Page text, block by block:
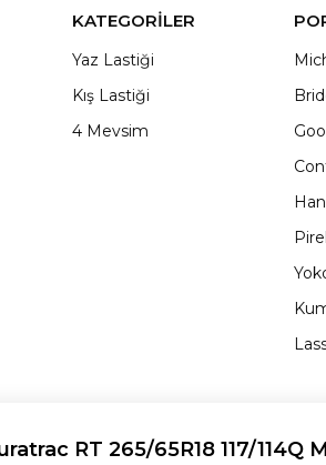
KATEGORİLER
Yaz Lastiği
Kış Lastiği
4 Mevsim
RT 265/65R18 117/114Q